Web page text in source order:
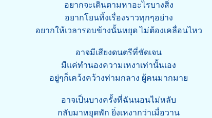
อยากจะเดินตามหาอะไรบางสิ่ง
อยากโยนทิ้งเรื่องราวทุกๆอย่าง
อยากให้เวลารอบข้างนั้นหยุด ไม่ต้องเคลื่อนไหว
อาจมีเสียงดนตรีที่ชัดเจน
มีแค่ทำนองความเหงาเท่านั้นเอง
อยู่ๆก็เคว้งคว้างท่ามกลาง ผู้คนมากมาย
อาจเป็นบางครั้งที่ฉันนอนไม่หลับ
กลับมาหยุดพัก ยิ่งเหงากว่าเมื่อวาน